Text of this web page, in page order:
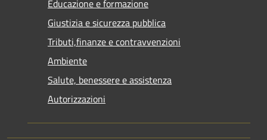
Educazione e formazione
Giustizia e sicurezza pubblica
Tributi,finanze e contravvenzioni
Ambiente
Salute, benessere e assistenza
Autorizzazioni